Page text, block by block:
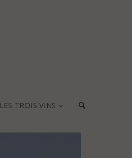
LES TROIS VINS